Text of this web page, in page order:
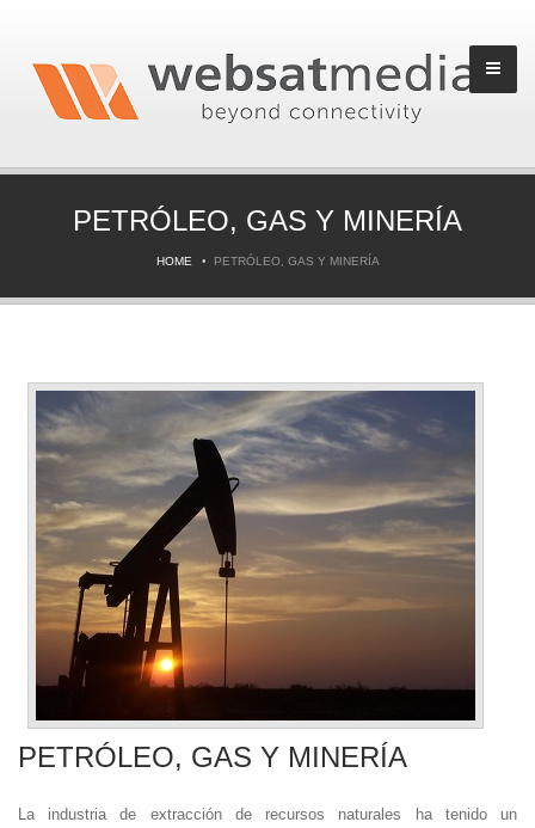
PETRÓLEO, GAS Y MINERÍA
HOME PETRÓLEO, GAS Y MINERÍA
PETRÓLEO, GAS Y MINERÍA
La industria de extracción de recursos naturales ha tenido un